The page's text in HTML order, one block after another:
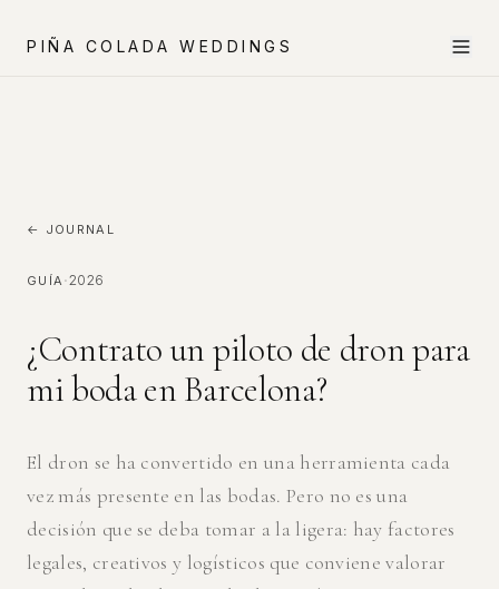
PIÑA COLADA WEDDINGS
← JOURNAL
GUÍA ·2026
¿Contrato un piloto de dron para
mi boda en Barcelona?
El dron se ha convertido en una herramienta cada
vez más presente en las bodas. Pero no es una
decisión que se deba tomar a la ligera: hay factores
legales, creativos y logísticos que conviene valorar